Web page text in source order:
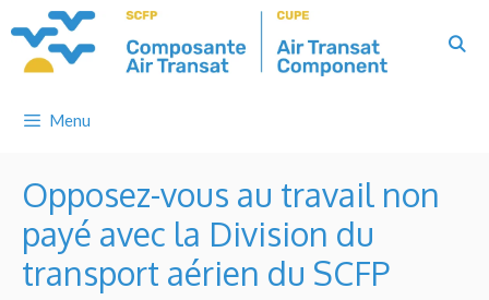
to
content
Menu
Opposez-vous au travail non
payé avec la Division du
transport aérien du SCFP